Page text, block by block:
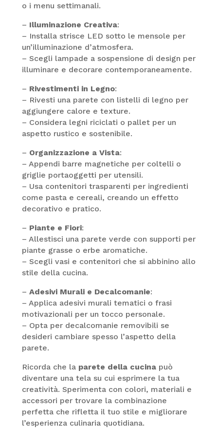
o i menu settimanali.
– Illuminazione Creativa:
– Installa strisce LED sotto le mensole per
un’illuminazione d’atmosfera.
– Scegli lampade a sospensione di design per
illuminare e decorare contemporaneamente.
– Rivestimenti in Legno:
– Rivesti una parete con listelli di legno per
aggiungere calore e texture.
– Considera legni riciclati o pallet per un
aspetto rustico e sostenibile.
– Organizzazione a Vista:
– Appendi barre magnetiche per coltelli o
griglie portaoggetti per utensili.
– Usa contenitori trasparenti per ingredienti
come pasta e cereali, creando un effetto
decorativo e pratico.
– Piante e Fiori:
– Allestisci una parete verde con supporti per
piante grasse o erbe aromatiche.
– Scegli vasi e contenitori che si abbinino allo
stile della cucina.
– Adesivi Murali e Decalcomanie:
– Applica adesivi murali tematici o frasi
motivazionali per un tocco personale.
– Opta per decalcomanie removibili se
desideri cambiare spesso l’aspetto della
parete.
Ricorda che la parete della cucinapuò
diventare una tela su cui esprimere la tua
creatività. Sperimenta con colori, materiali e
accessori per trovare la combinazione
perfetta che rifletta il tuo stile e migliorare
l’esperienza culinaria quotidiana.